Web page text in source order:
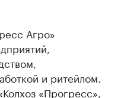
Агро»
и ритейлом.
«Прогресс»,